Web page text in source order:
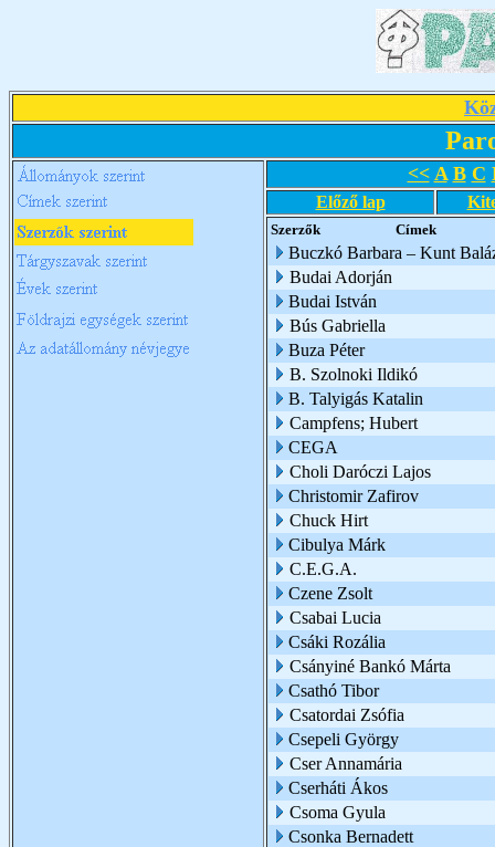
<< A B C
Előző lap
Szerzők Címek
Buczkó Barbara – Kunt
Budai Adorján
Budai István
Bús Gabriella
Buza Péter
B. Szolnoki Ildikó
B. Talyigás Katalin
Campfens; Hubert
CEGA
Choli Daróczi Lajos
Christomir Zafirov
Chuck Hirt
Cibulya Márk
C.E.G.A.
Czene Zsolt
Csabai Lucia
Csáki Rozália
Csányiné Bankó Márta
Csathó Tibor
Csatordai Zsófia
Csepeli György
Cser Annamária
Cserháti Ákos
Csoma Gyula
Csonka Bernadett